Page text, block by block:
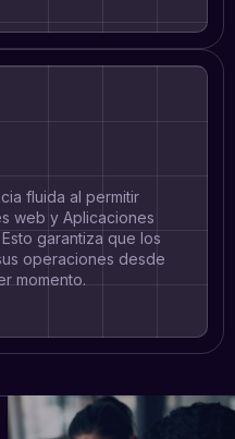
fluida al permitir
web y Aplicaciones
garantiza que los
operaciones desde
momento.